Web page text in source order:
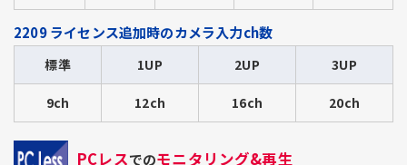
2209 ライセンス追加時のカメラ入力ch数
標準 1UP 2UP 3UP
9ch 12ch 16ch 20ch
PCレスでのモニタリング&再生